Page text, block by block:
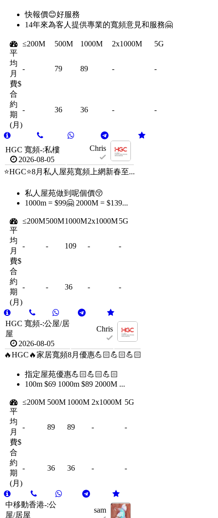
快報價😊好服務
14年來為客人提供專業的寬頻意見和服務🤗
≤200M 500M 1000M 2x1000M
5G
平
均
月
費$
- 79 89 - -
合
約
期
(月)
- 36 36 - -
HGC 寬頻-:私樓
2026-08-05
Chris
⭐️HGC⭐️8月私人屋苑寬頻上網新春至...
私人屋苑做到呢個價😚
1000m = $99🤗 2000M = $139...
≤200M500M1000M2x1000M5G
平
均
月
費$
- - 109 - -
合
約
期
(月)
- - 36 - -
HGC 寬頻-:公屋/居
屋
2026-08-05
Chris
🔥HGC🔥家居寬頻8月優惠💪🏻💪🏻💪🏻
指定屋苑優惠💪🏻💪🏻💪🏻
100m $69 1000m $89 2000M ...
≤200M 500M 1000M 2x1000M 5G
平
均
月
費$
- 89 89 - -
合
約
期
(月)
- 36 36 - -
中移動香港-:公
屋/居屋
sam